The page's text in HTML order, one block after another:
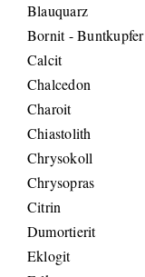
Blauquarz
Bornit - Buntkupfer
Calcit
Chalcedon
Charoit
Chiastolith
Chrysokoll
Chrysopras
Citrin
Dumortierit
Eklogit